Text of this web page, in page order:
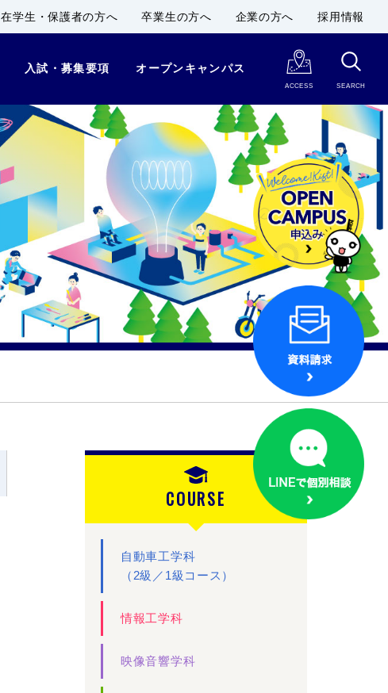
在学生・保護者の方へ 卒業生の方へ 企業の方へ 採用情報
入試・募集要項 オープンキャンパス
ACCESS SEARCH
COURSE
自動車工学科
（2級／1級コース）
情報工学科
映像音響学科